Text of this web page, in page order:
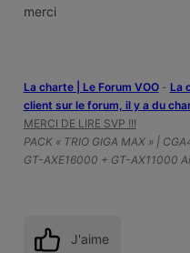
merci
La charte | Le Forum VOO- ‎La
client sur le forum, il y a du
MERCI DE LIRE SVP !!!
PACK « TRIO GIGA MAX » |
GT-AXE16000 + GT-AX11000
J'aime